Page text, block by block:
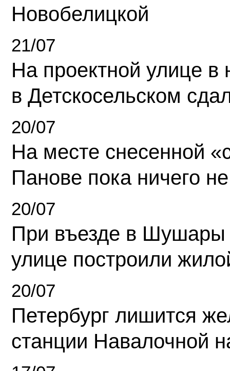
Новобелицкой
21/07
На проектной улице
в Детскосельском
20/07
На месте снесенной
Панове пока ничего
20/07
При въезде в Шушары
улице построили
20/07
Петербург лишится
станции Навалочной